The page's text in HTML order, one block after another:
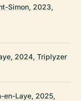
Simon, 2023,
2024, Triplyzer
en-Laye, 2025,